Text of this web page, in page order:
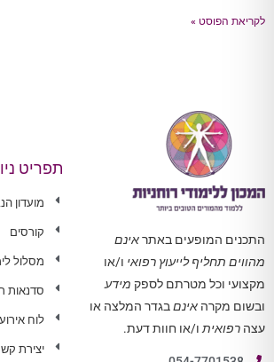
לקריאת הפוסט »
התכנים המופעים באתראינם
מהווים תחליף לייעוץ רפואי ו/או
מקצועי וכל מטרתם לספק מידע
ובשום מקרה אינםבגדר המלצה או
עצה רפואית ו/או חוות דעת.
תפריט
מועדון
קורסים
מסלול
סדנאות
לוח
יצירת